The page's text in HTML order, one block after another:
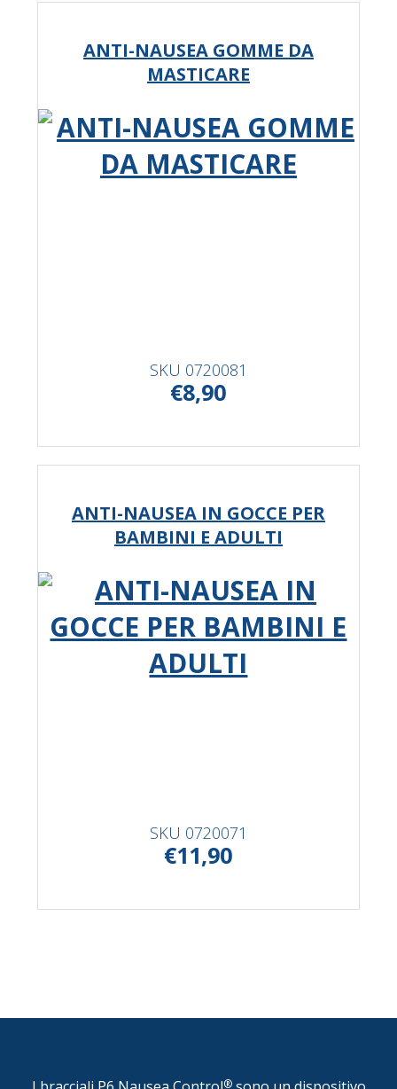
ANTI-NAUSEA GOMME DA
MASTICARE
SKU 0720081
€8,90
ANTI-NAUSEA IN GOCCE PER
BAMBINI E ADULTI
SKU 0720071
€11,90
®